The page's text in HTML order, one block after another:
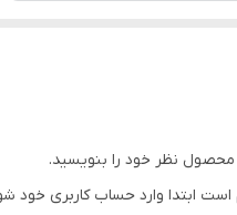
محصول نظر خود را بنویسید.
است ابتدا وارد حساب کاربری خود